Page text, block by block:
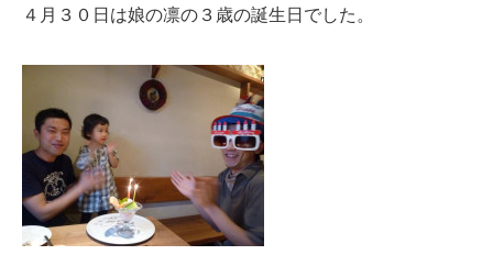
４月３０日は娘の凛の３歳の誕生日でした。